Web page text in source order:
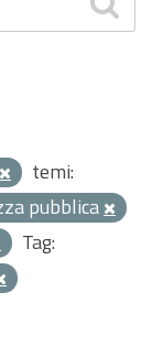
temi:
pubblica
Tag: